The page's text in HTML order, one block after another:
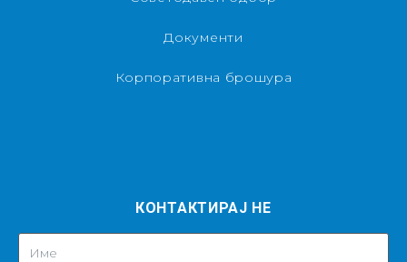
Документи
Корпоративна брошура
КОНТАКТИРАЈ НЕ